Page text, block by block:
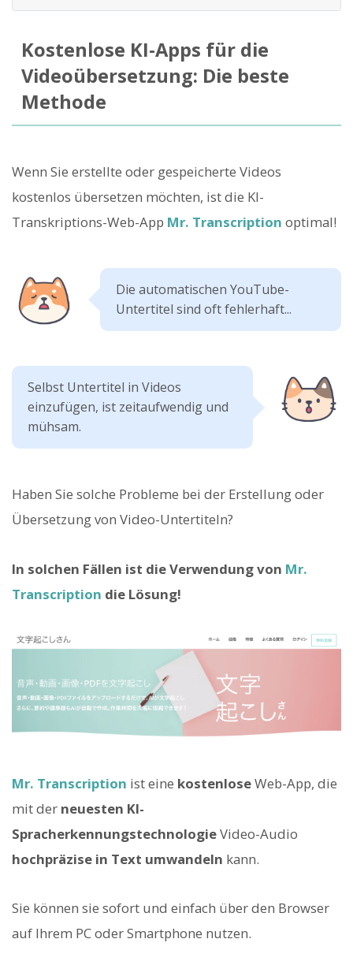
Kostenlose KI-Apps für die
Videoübersetzung: Die beste
Methode
Wenn Sie erstellte oder gespeicherte Videos
kostenlos übersetzen möchten, ist die KI-
Transkriptions-Web-App Mr. Transcription optimal!
Die automatischen YouTube-
Untertitel sind oft fehlerhaft...
Selbst Untertitel in Videos
einzufügen, ist zeitaufwendig und
mühsam.
Haben Sie solche Probleme bei der Erstellung oder
Übersetzung von Video-Untertiteln?
In solchen Fällen ist die Verwendung von Mr.
Transcription die Lösung!
Mr. Transcription ist eine kostenloseWeb-App, die
mit der neuesten KI-
SpracherkennungstechnologieVideo-Audio
hochpräzise in Text umwandeln kann.
Sie können sie sofort und einfach über den Browser
auf Ihrem PC oder Smartphone nutzen.